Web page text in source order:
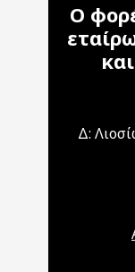
Ο
Δ: